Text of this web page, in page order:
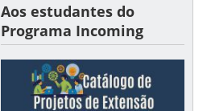
Aos estudantes do
Programa Incoming